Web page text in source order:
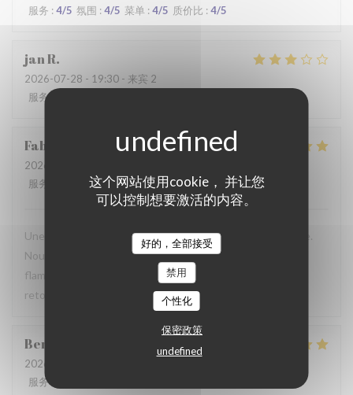
这个网站使用cookie， 并让您
可以控制想要激活的内容。
好的，全部接受
禁用
个性化
保密政策
undefined
服务 : 4/5 氛围 : 4/5 菜单 : 4/5 质价比 : 4/5
janR
2026-07-28 - 19:30 - 来宾 2
服务:
Fabrice
2026-07-19
服务
氛围:5/5 菜单:4/5 质价比: 5 /5
Une table sympathique avec son atmosphère authentique.
Nous avons apprécié notre déjeuner (moule, carbonade,
flamiche au maroilles, etc) et le service. Pourquoi pas y
retourner lors d'un prochaine passage à Lilles.
Benjamin
2026-07-19
服务: